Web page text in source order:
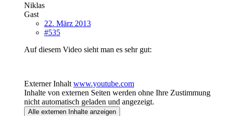
Niklas
Gast
22. März 2013
#535
Auf diesem Video sieht man es sehr gut:
Externer Inhalt www.youtube.com
Inhalte von externen Seiten werden ohne Ihre Zustimmung
nicht automatisch geladen und angezeigt.
Alle externen Inhalte anzeigen